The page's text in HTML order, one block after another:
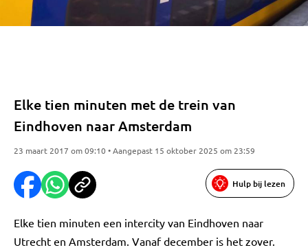
Elke tien minuten met de trein van
Eindhoven naar Amsterdam
23 maart 2017 om 09:10 • Aangepast 15 oktober 2025 om 23:59
Hulp bij lezen
Elke tien minuten een intercity van Eindhoven naar
Utrecht en Amsterdam. Vanaf december is het zover.